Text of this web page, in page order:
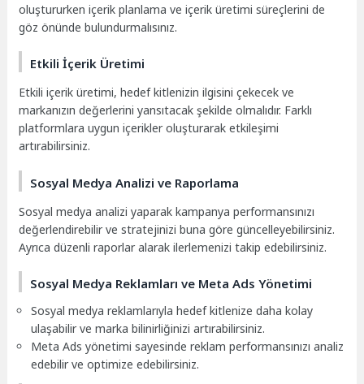
oluştururken içerik planlama ve içerik üretimi süreçlerini de
göz önünde bulundurmalısınız.
Etkili İçerik Üretimi
Etkili içerik üretimi, hedef kitlenizin ilgisini çekecek ve
markanızın değerlerini yansıtacak şekilde olmalıdır. Farklı
platformlara uygun içerikler oluşturarak etkileşimi
artırabilirsiniz.
Sosyal Medya Analizi ve Raporlama
Sosyal medya analizi yaparak kampanya performansınızı
değerlendirebilir ve stratejinizi buna göre güncelleyebilirsiniz.
Ayrıca düzenli raporlar alarak ilerlemenizi takip edebilirsiniz.
Sosyal Medya Reklamları ve Meta Ads Yönetimi
Sosyal medya reklamlarıyla hedef kitlenize daha kolay
ulaşabilir ve marka bilinirliğinizi artırabilirsiniz.
Meta Ads yönetimi sayesinde reklam performansınızı analiz
edebilir ve optimize edebilirsiniz.